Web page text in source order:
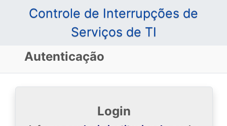
Controle de Interrupções de
Serviços de TI
Autenticação
Login